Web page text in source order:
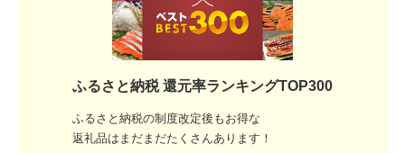
ふるさと納税 還元率ランキングTOP300
ふるさと納税の制度改定後もお得な
返礼品はまだまだたくさんあります！